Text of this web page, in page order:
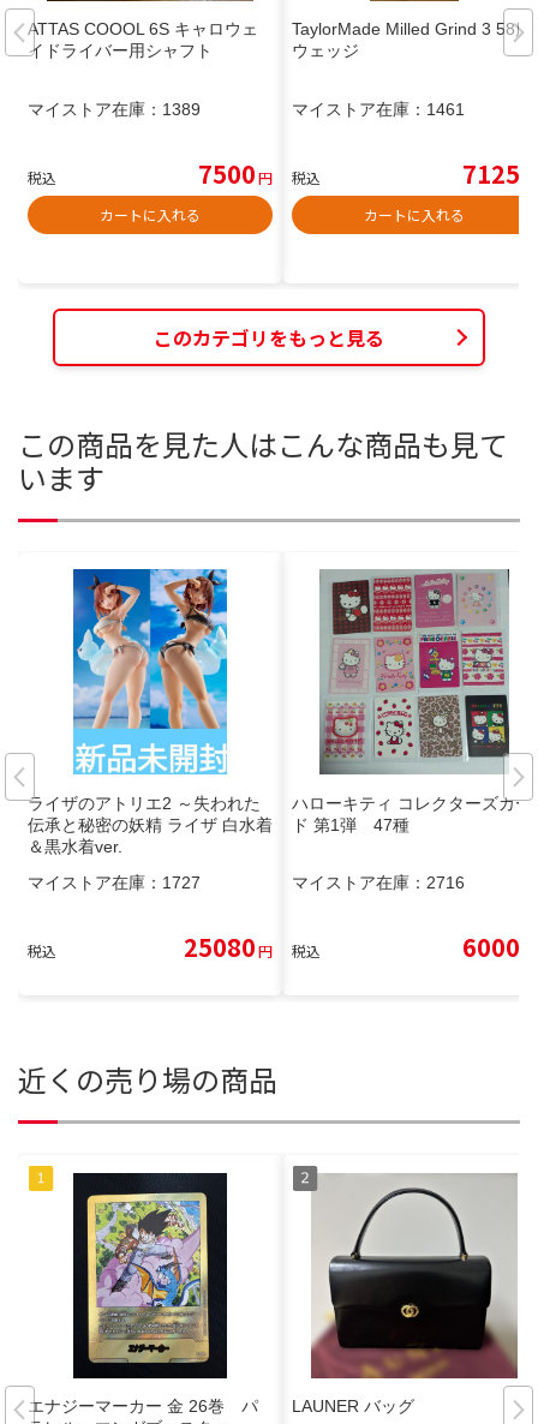
ATTAS COOOL 6S キャロウェ
イドライバー用シャフト
マイストア在庫： 1389
税込 7500円
カートに入れる
TaylorMade Milled Grind 3 58度
ウェッジ
マイストア在庫： 1461
税込 7125
カートに入れる
このカテゴリをもっと見る
この商品を見た人はこんな商品も見て
います
ライザのアトリエ2 ～失われた
伝承と秘密の妖精 ライザ 白水着
＆黒水着ver.
マイストア在庫： 1727
税込 25080円
ハローキティ コレクターズカー
ド 第1弾 47種
マイストア在庫： 2716
税込 6000
近くの売り場の商品
エナジーマーカー 金 26巻 パ
LAUNER バッグ